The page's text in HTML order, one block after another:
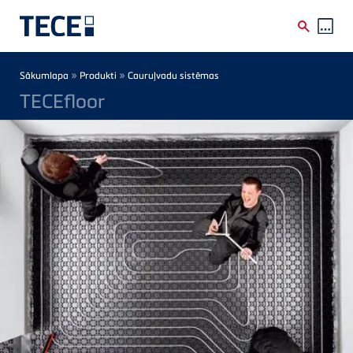
Breadcrumb
Sākumlapa » Produkti » Cauruļvadu sistēmas
TECEfloor